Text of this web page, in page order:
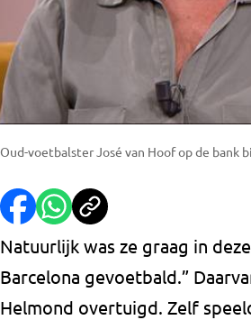
Oud-voetbalster José van Hoof op de bank
Natuurlijk was ze graag in
Barcelona gevoetbald.”
Helmond overtuigd. Zelf